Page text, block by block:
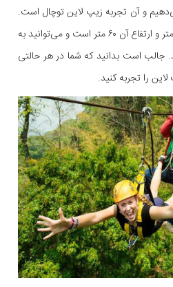
و آن تجربه زیپ لاین توچال است.
این زیپ لاین طولی معادل ۲۰۰ متر و ارتفاع آن ۶۰ متر است و می‌توانید به
جالب است بدانید که شما در هر حالتی
را تجربه کنید.